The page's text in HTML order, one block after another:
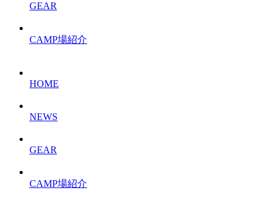
GEAR
CAMP場紹介
HOME
NEWS
GEAR
CAMP場紹介